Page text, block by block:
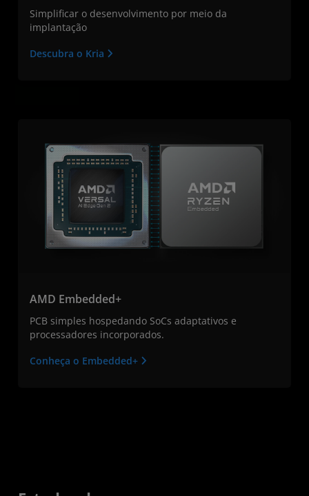
Simplificar o desenvolvimento por meio da
implantação
Descubra o Kria
AMD Embedded+
PCB simples hospedando SoCs adaptativos e
processadores incorporados.
Conheça o Embedded+